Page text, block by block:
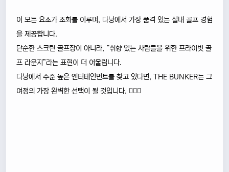
이 모든 요소가 조화를 이루며, 다낭에서 가장 품격 있는 실내 골프 경험
을 제공합니다.
단순한 스크린 골프장이 아니라, “취향 있는 사람들을 위한 프라이빗 골
프 라운지”라는 표현이 더 어울립니다.
다낭에서 수준 높은 엔터테인먼트를 찾고 있다면, THE BUNKER는 그
여정의 가장 완벽한 선택이 될 것입니다. 🏌️‍♂️✨